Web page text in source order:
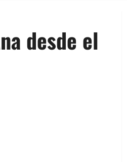
desde el